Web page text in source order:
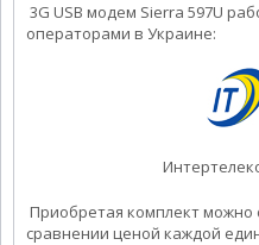
3G USB модем Sierra 597U
операторами в Украине:
Приобретая комплект можно
сравнении ценой каждой